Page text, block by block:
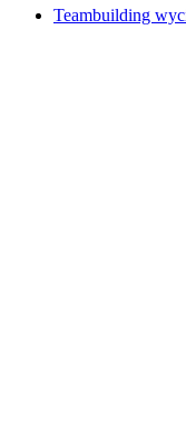
Teambuilding